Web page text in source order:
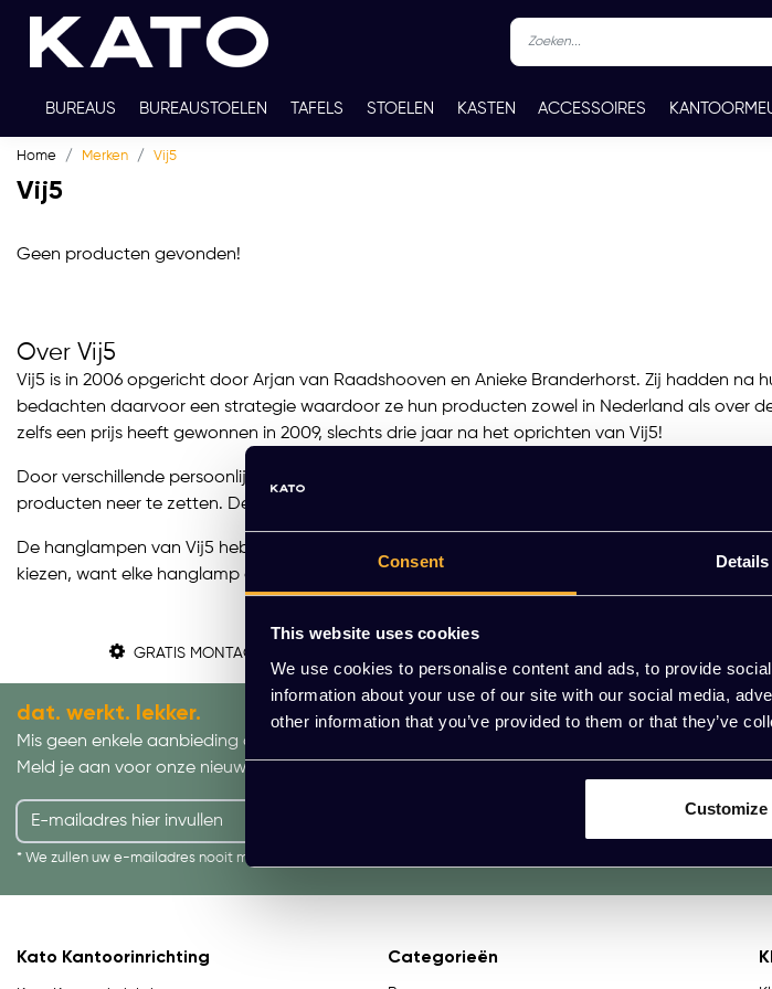
Consent Details
This website uses cookies
We use cookies to personalise content and ads, to provide
information about your use of our site with our social media,
other information that you’ve provided to them or that they’ve
Customize
BUREAUS BUREAUSTOELEN TAFELS STOELEN KASTEN ACCESSOIRES
TWEEDEHANDS
Home Merken Vij5
Vij5
Geen producten gevonden!
Over Vij5
Vij5 is in 2006 opgericht door Arjan van Raadshooven en Anieke Branderhorst. Zij hadden
bedachten daarvoor een strategie waardoor ze hun producten zowel in Nederland als over
zelfs een prijs heeft gewonnen in 2009, slechts drie jaar na het oprichten van Vij5!
Door verschillende persoonlijkheden, ontwerpers, meningen, en smaken samen te brengen
producten neer te zetten. De twee oprichters hebben ieder hun kwaliteiten welke goed
De hanglampen van Vij5 hebben eenvoudige ontwerpen die gecombineerd worden met
kiezen, want elke hanglamp geeft jouw interieur een prachtige sfeer en uitstraling.
GRATIS MONTAGE
dat. werkt. lekker.
Mis geen enkele aanbieding of actie.
Meld je aan voor onze nieuwsbrief!
* We zullen uw e-mailadres nooit met iemand anders delen.
Kato Kantoorinrichting Categorieën